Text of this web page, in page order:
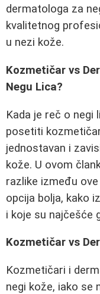
dermatologa za
kvalitetnog
u nezi kože.
Kozmetičar vs
Negu Lica?
Kada je reč o negi
posetiti
jednostavan i
kože. U ovom
razlike između
opcija bolja, kako
i koje su najčešće
Kozmetičar vs
Kozmetičari i
negi kože, iako se